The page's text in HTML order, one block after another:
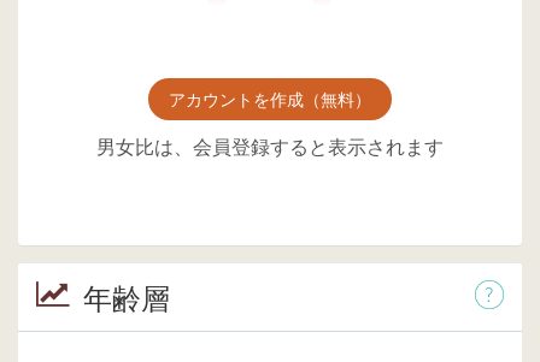
アカウントを作成（無料）
男女比は、会員登録すると表示されます
年齢層